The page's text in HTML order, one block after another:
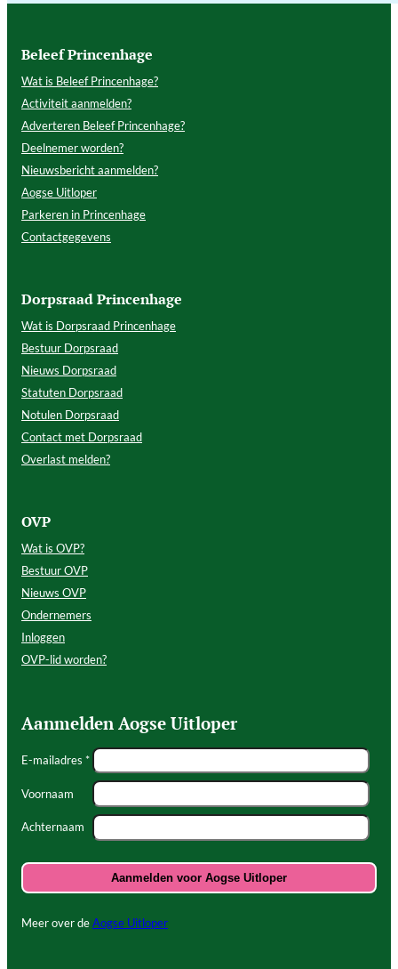
Beleef Princenhage
Wat is Beleef Princenhage?
Activiteit aanmelden?
Adverteren Beleef Princenhage?
Deelnemer worden?
Nieuwsbericht aanmelden?
Aogse Uitloper
Parkeren in Princenhage
Contactgegevens
Dorpsraad Princenhage
Wat is Dorpsraad Princenhage
Bestuur Dorpsraad
Nieuws Dorpsraad
Statuten Dorpsraad
Notulen Dorpsraad
Contact met Dorpsraad
Overlast melden?
OVP
Wat is OVP?
Bestuur OVP
Nieuws OVP
Ondernemers
Inloggen
OVP-lid worden?
Aanmelden Aogse Uitloper
E-mailadres *
Voornaam
Achternaam
Meer over deAogse Uitloper